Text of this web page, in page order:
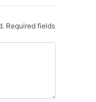
Required fields